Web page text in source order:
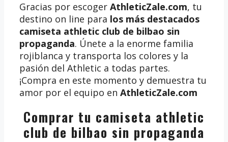
Gracias por escoger AthleticZale.com, tu
destino on line para los más destacados
camiseta athletic club de bilbao sin
propaganda. Únete a la enorme familia
rojiblanca y transporta los colores y la
pasión del Athletic a todas partes.
¡Compra en este momento y demuestra tu
amor por el equipo en AthleticZale.com
Comprar tu camiseta athletic
club de bilbao sin propaganda